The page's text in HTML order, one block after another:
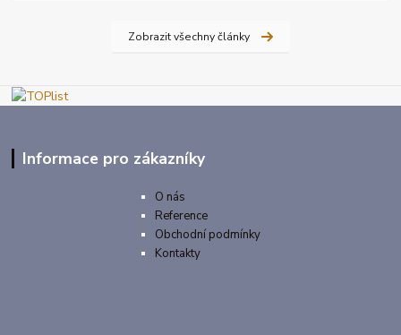
Zobrazit všechny články
Informace pro zákazníky
O nás
Reference
Obchodní podmínky
Kontakty